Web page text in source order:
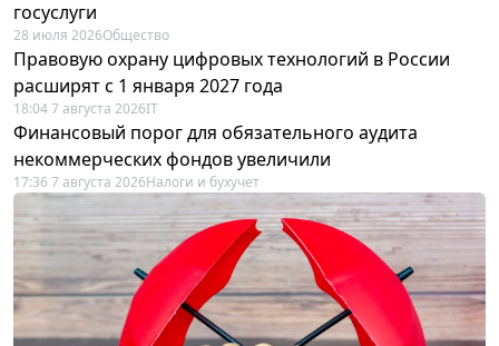
госуслуги
28 июля 2026Общество
Правовую охрану цифровых технологий в России
расширят с 1 января 2027 года
18:04 7 августа 2026IT
Финансовый порог для обязательного аудита
некоммерческих фондов увеличили
17:36 7 августа 2026Налоги и бухучет